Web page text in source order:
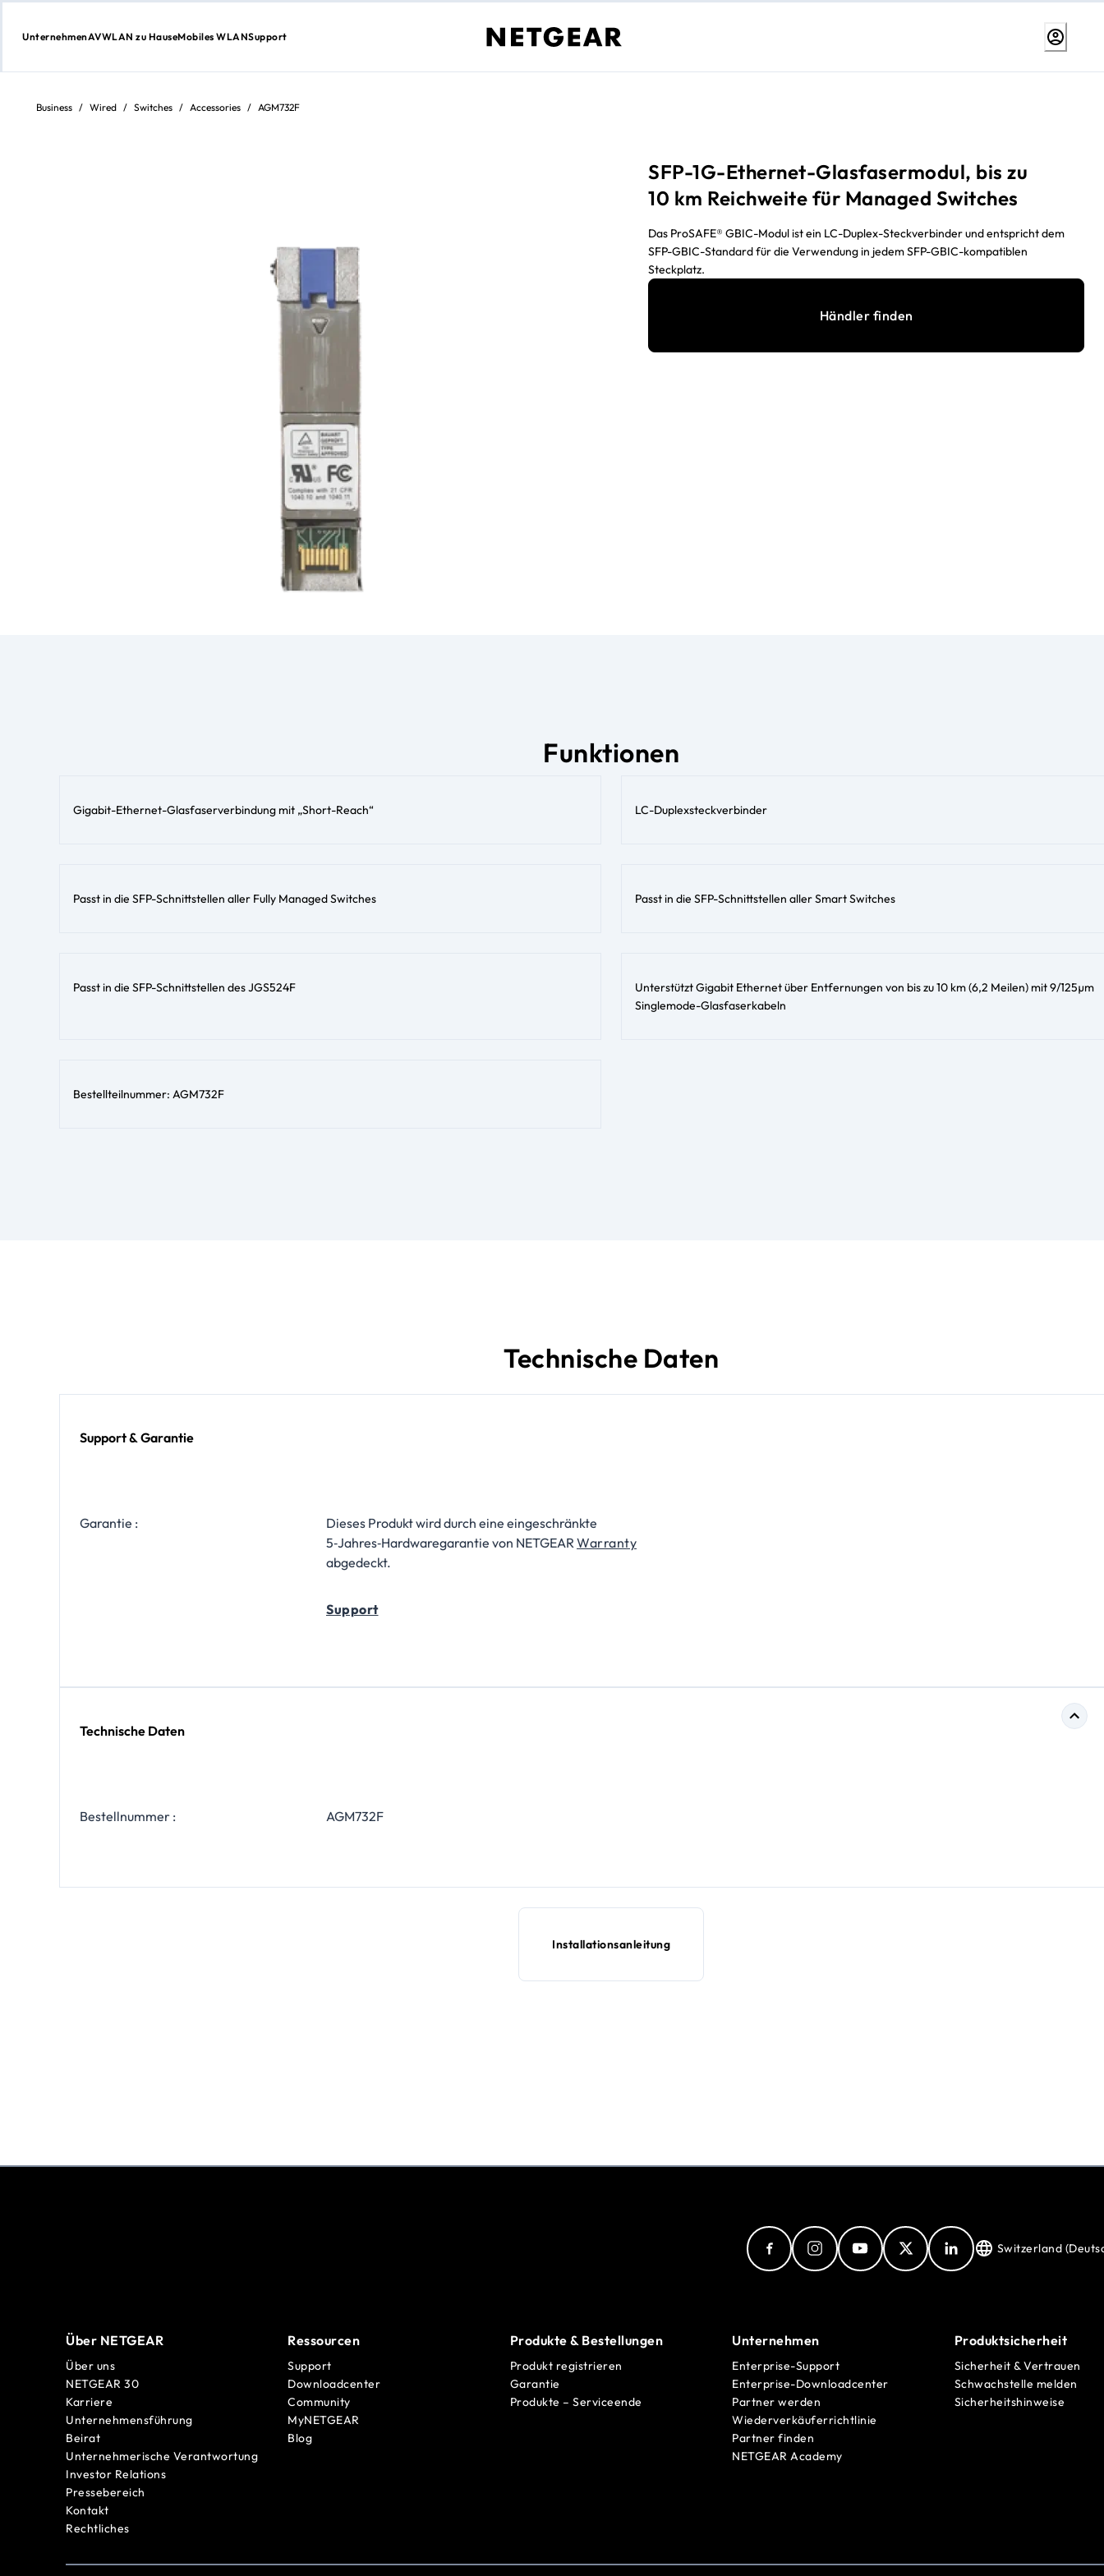
Weiter
UnternehmenAVWLAN zu HauseMobiles WLANSupport
Business / Wired / Switches / Accessories / AGM732F
SFP-1G-Ethernet-Glasfasermodul, bis zu
10 km Reichweite für Managed Switches
Das ProSAFE® GBIC-Modul ist ein LC-Duplex-Steckverbinder und entspricht dem
SFP-GBIC-Standard für die Verwendung in jedem SFP-GBIC-kompatiblen
Steckplatz.
Händler finden
Funktionen
Gigabit-Ethernet-Glasfaserverbindung mit „Short-Reach“ LC-Duplexsteckverbinder
Passt in die SFP-Schnittstellen aller Fully Managed Switches Passt in die SFP-Schnittstellen aller Smart Switches
Passt in die SFP-Schnittstellen des JGS524F
Unterstützt Gigabit Ethernet über Entfernungen von bis zu 10 km (6,2 Meilen) mit 9/125µm
Singlemode-Glasfaserkabeln
Bestellteilnummer: AGM732F
Technische Daten
Support & Garantie
Garantie :
Dieses Produkt wird durch eine eingeschränkte
5‑Jahres‑Hardwaregarantie von NETGEAR Warranty
abgedeckt.
Support
Technische Daten
Bestellnummer : AGM732F
Installationsanleitung
Switzerland
Über NETGEAR
Über uns
NETGEAR 30
Karriere
Unternehmensführung
Beirat
Unternehmerische Verantwortung
Investor Relations
Pressebereich
Kontakt
Rechtliches
Ressourcen
Support
Downloadcenter
Community
MyNETGEAR
Blog
Produkte & Bestellungen
Produkt registrieren
Garantie
Produkte – Serviceende
Unternehmen
Enterprise-Support
Enterprise-Downloadcenter
Partner werden
Wiederverkäuferrichtlinie
Partner finden
NETGEAR Academy
Produktsicherheit
Sicherheit & Vertrauen
Schwachstelle melden
Sicherheitshinweise